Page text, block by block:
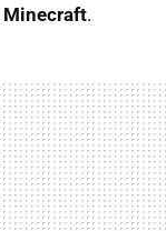
Minecraft.